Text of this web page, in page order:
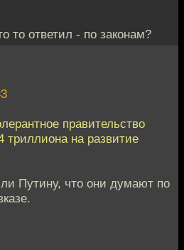
то ответил - по законам?
правительство
триллиона на развитие
Путину, что они думают по